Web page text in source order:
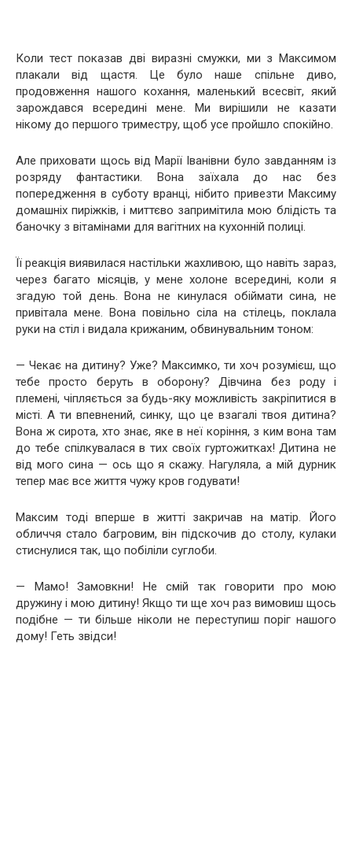
Коли тест показав дві виразні смужки, ми з Максимом
плакали від щастя. Це було наше спільне диво,
продовження нашого кохання, маленький всесвіт, який
зарождався всередині мене. Ми вирішили не казати
нікому до першого триместру, щоб усе пройшло спокійно.
Але приховати щось від Марії Іванівни було завданням із
розряду фантастики. Вона заїхала до нас без
попередження в суботу вранці, нібито привезти Максиму
домашніх пиріжків, і миттєво запримітила мою блідість та
баночку з вітамінами для вагітних на кухонній полиці.
Її реакція виявилася настільки жахливою, що навіть зараз,
через багато місяців, у мене холоне всередині, коли я
згадую той день. Вона не кинулася обіймати сина, не
привітала мене. Вона повільно сіла на стілець, поклала
руки на стіл і видала крижаним, обвинувальним тоном:
— Чекає на дитину? Уже? Максимко, ти хоч розумієш, що
тебе просто беруть в оборону? Дівчина без роду і
племені, чіпляється за будь-яку можливість закріпитися в
місті. А ти впевнений, синку, що це взагалі твоя дитина?
Вона ж сирота, хто знає, яке в неї коріння, з ким вона там
до тебе спілкувалася в тих своїх гуртожитках! Дитина не
від мого сина — ось що я скажу. Нагуляла, а мій дурник
тепер має все життя чужу кров годувати!
Максим тоді вперше в житті закричав на матір. Його
обличчя стало багровим, він підскочив до столу, кулаки
стиснулися так, що побіліли суглоби.
— Мамо! Замовкни! Не смій так говорити про мою
дружину і мою дитину! Якщо ти ще хоч раз вимовиш щось
подібне — ти більше ніколи не переступиш поріг нашого
дому! Геть звідси!